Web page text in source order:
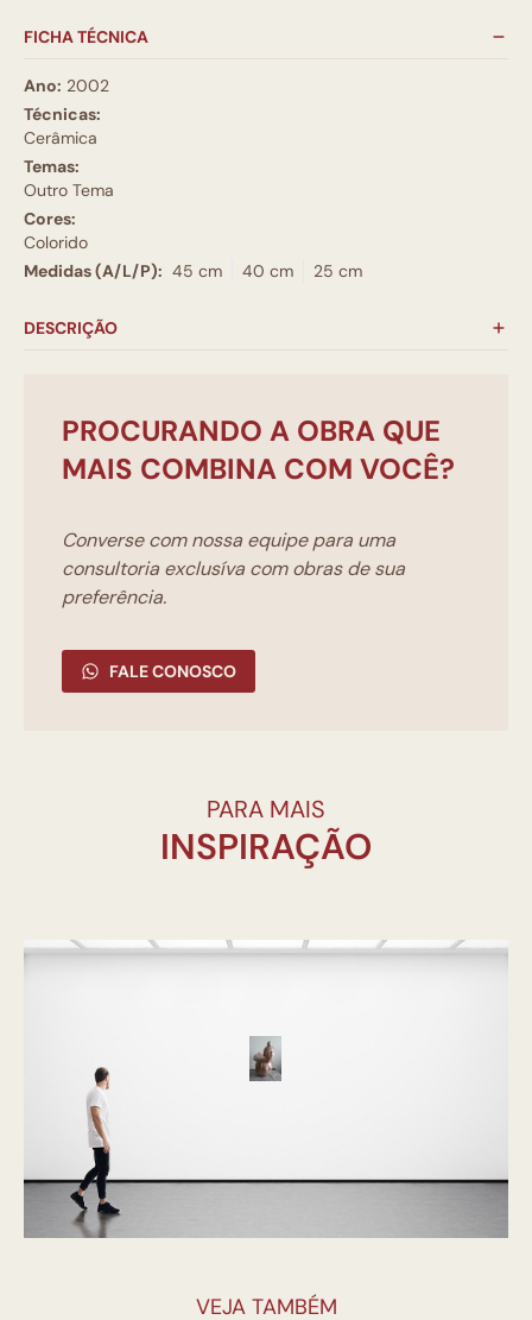
FICHA TÉCNICA
Ano: 2002
Técnicas:
Cerâmica
Temas:
Outro Tema
Cores:
Colorido
Medidas (A/L/P): 45 cm 40 cm 25 cm
DESCRIÇÃO
PROCURANDO A OBRA QUE
MAIS COMBINA COM VOCÊ?
Converse com nossa equipe para uma
consultoria exclusíva com obras de sua
preferência.
FALE CONOSCO
PARA MAIS
INSPIRAÇÃO
VEJA TAMBÉM